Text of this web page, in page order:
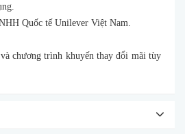
Quốc tế Unilever Việt Nam.
chương trình khuyến thay đổi mãi tùy